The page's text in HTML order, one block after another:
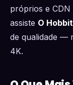
próprios e
assiste O Hobbit
de qualidade —
4K.